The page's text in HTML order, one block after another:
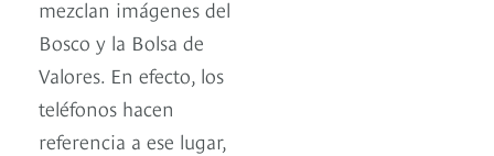
mezclan imágenes del
Bosco y la Bolsa de
Valores. En efecto, los
teléfonos hacen
referencia a ese lugar,